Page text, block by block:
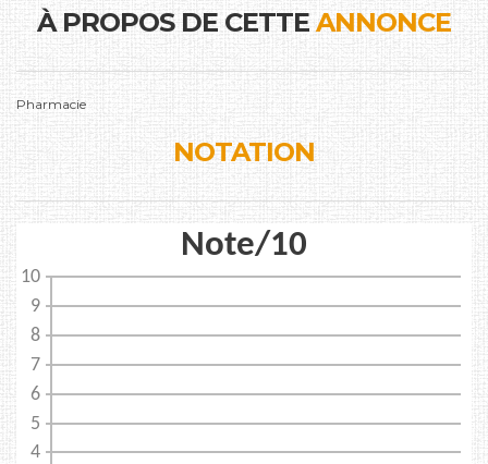
À PROPOS DE CETTEANNONCE
Pharmacie
NOTATION